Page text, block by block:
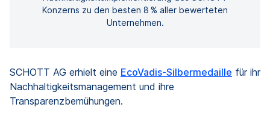
Konzerns zu den besten 8 % aller bewerteten
Unternehmen.
SCHOTT AG erhielt eine EcoVadis-Silbermedaille für ihr
Nachhaltigkeitsmanagement und ihre
Transparenzbemühungen.